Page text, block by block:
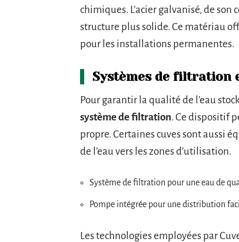
chimiques. L’acier galvanisé, de
structure plus solide. Ce matériau
pour les installations permanentes.
Systèmes de filtration
Pour garantir la qualité de l’eau
système de filtration. Ce dispositif
propre. Certaines cuves sont aussi
de l’eau vers les zones d’utilisation.
Système de filtration pour une eau de
Pompe intégrée pour une distribution
Les technologies employées par